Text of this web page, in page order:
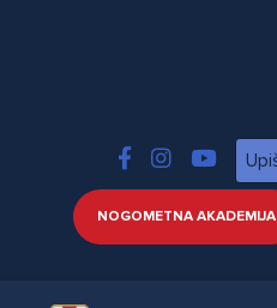
NOGOMETNA AKADEMIJA